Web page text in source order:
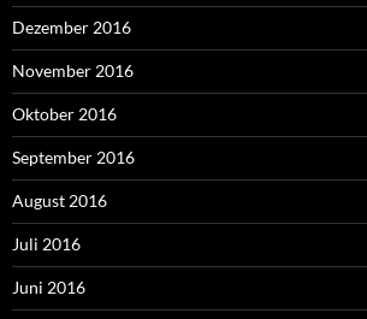
Dezember 2016
November 2016
Oktober 2016
September 2016
August 2016
Juli 2016
Juni 2016